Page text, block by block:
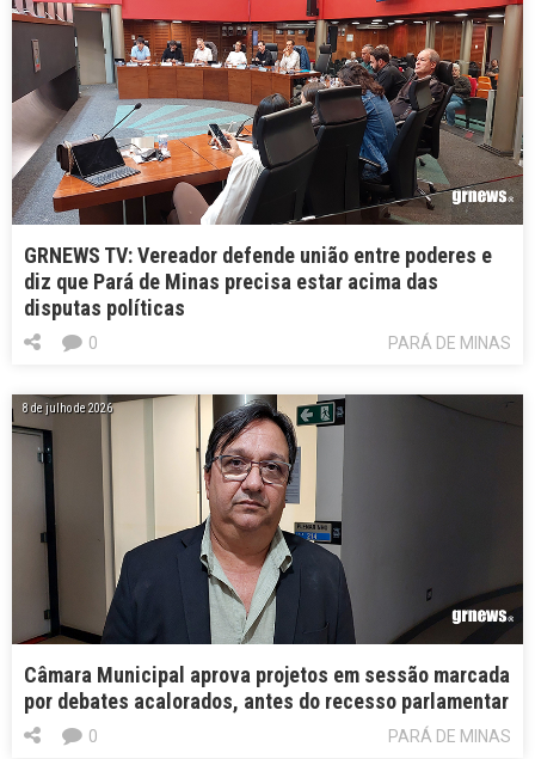
GRNEWS TV: Vereador defende união entre poderes e
diz que Pará de Minas precisa estar acima das
disputas políticas
PARÁ DE MINAS
0
8 de julho de 2026
Câmara Municipal aprova projetos em sessão marcada
por debates acalorados, antes do recesso parlamentar
PARÁ DE MINAS
0